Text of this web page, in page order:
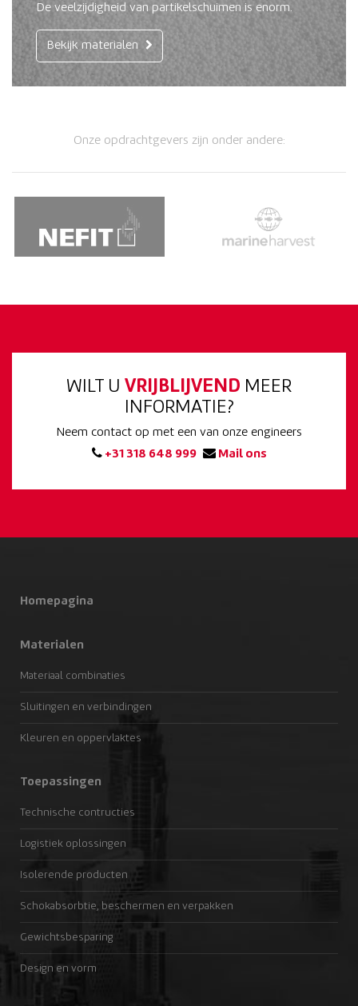
De veelzijdigheid van partikelschuimen is enorm.
Bekijk materialen
Onze opdrachtgevers zijn onder andere:
WILT U VRIJBLIJVEND MEER
INFORMATIE?
Neem contact op met een van onze engineers
+31 318 648 999
Mail ons
Homepagina
Materialen
Materiaal combinaties
Sluitingen en verbindingen
Kleuren en oppervlaktes
Toepassingen
Technische contructies
Logistiek oplossingen
Isolerende producten
Schokabsorbtie, beschermen en verpakken
Gewichtsbesparing
Design en vorm